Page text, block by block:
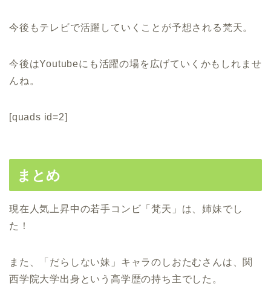
今後もテレビで活躍していくことが予想される梵天。
今後はYoutubeにも活躍の場を広げていくかもしれませ
んね。
[quads id=2]
まとめ
現在人気上昇中の若手コンビ「梵天」は、姉妹でし
た！
また、「だらしない妹」キャラのしおたむさんは、関
西学院大学出身という高学歴の持ち主でした。